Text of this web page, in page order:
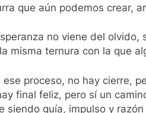
que aún podemos crear,
no viene del olvido,
misma ternura con la que
ese proceso, no hay cierre,
final feliz, pero sí un
siendo guía, impulso y razón